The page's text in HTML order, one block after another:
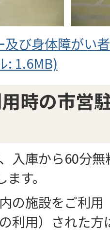
及び身体障がい
: 1.6MB)
時の市営
入庫から60分
す。
の施設をご利
利用）された方